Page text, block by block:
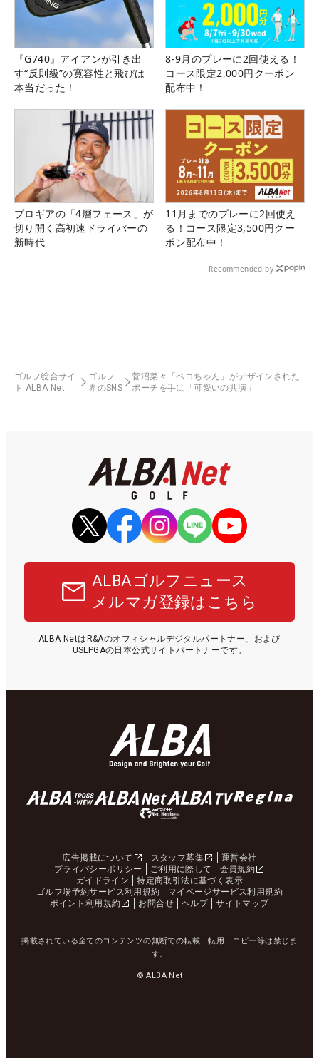
『G740』アイアンが引き出
す“反則級”の寛容性と飛びは
本当だった！
8-9月のプレーに2回使える！
コース限定2,000円クーポン
配布中！
プロギアの「4層フェース」が
切り開く高初速ドライバーの
新時代
11月までのプレーに2回使え
る！コース限定3,500円クー
ポン配布中！
Recommended by
ゴルフ総合サイ
ト ALBA Net
ゴルフ
界のSNS
菅沼菜々「ペコちゃん」がデザインされた
ポーチを手に「可愛いの共演」
ALBAゴルフニュース
メルマガ登録はこちら
ALBA NetはR&Aのオフィシャルデジタルパートナー、および
USLPGAの日本公式サイトパートナーです。
広告掲載について スタッフ募集
運営会社
プライバシーポリシー
ご利用に際して
会員規約
ガイドライン
特定商取引法に基づく表示
ゴルフ場予約サービス利用規約
マイページサービス利用規約
ポイント利用規約
お問合せ ヘルプ サイトマップ
掲載されている全てのコンテンツの無断での転載、転用、コピー等は禁じま
す。
© ALBA Net